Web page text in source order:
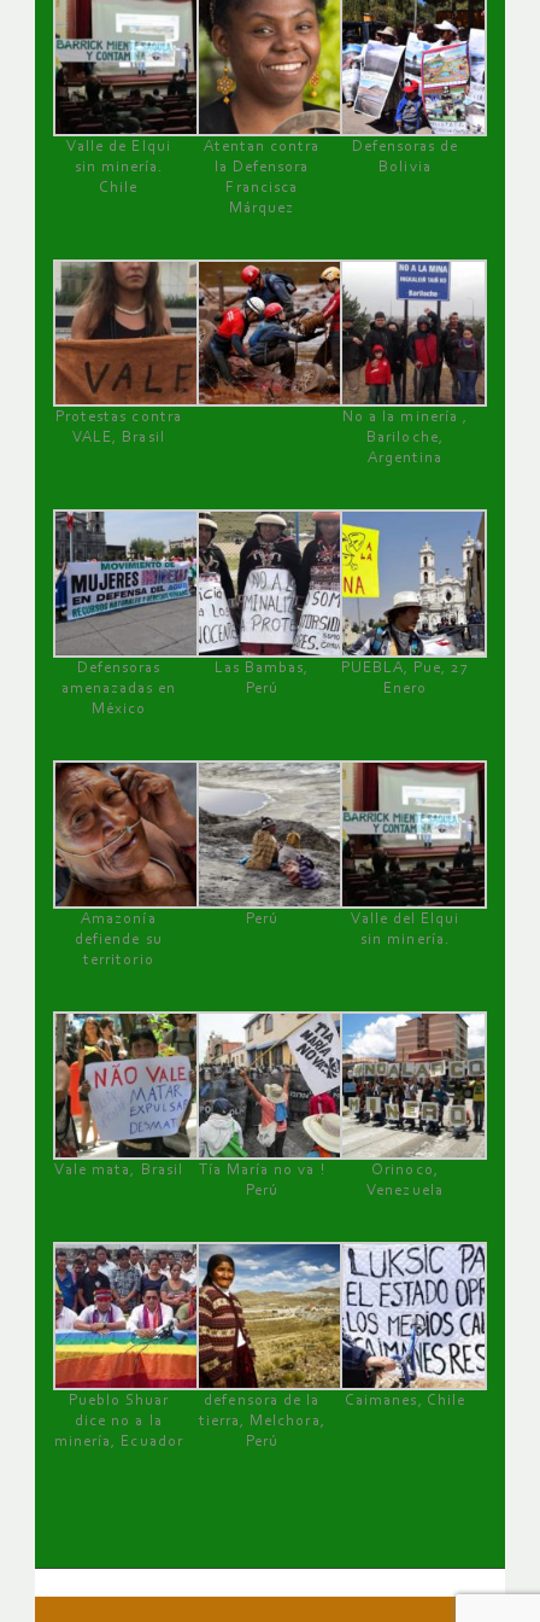
Valle de Elqui
sin minería.
Chile
Atentan contra
la Defensora
Francisca
Márquez
Defensoras de
Bolivia
Protestas contra
VALE, Brasil
No a la minería ,
Bariloche,
Argentina
Defensoras
amenazadas en
México
Las Bambas,
Perú
PUEBLA, Pue, 27
Enero
Amazonía
defiende su
territorio
Perú
Valle del Elqui
sin minería.
Vale mata, Brasil
Tía María no va !
Perú
Orinoco,
Venezuela
Pueblo Shuar
dice no a la
minería, Ecuador
defensora de la
tierra, Melchora,
Perú
Caimanes, Chile